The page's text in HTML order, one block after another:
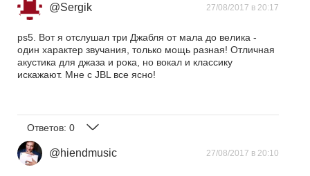
@Sergik 27/08/2017 в 20:17
ps5. Вот я отслушал три Джабля от мала до велика -
один характер звучания, только мощь разная! Отличная
акустика для джаза и рока, но вокал и классику
искажают. Мне с JBL все ясно!
Ответов: 0
@hiendmusic 27/08/2017 в 20:10